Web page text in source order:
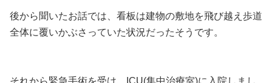
後から聞いたお話では、看板は建物の敷地を飛び越え歩道
全体に覆いかぶさっていた状況だったそうです。
それから緊急手術を受け、ICU(集中治療室)に入院しまし